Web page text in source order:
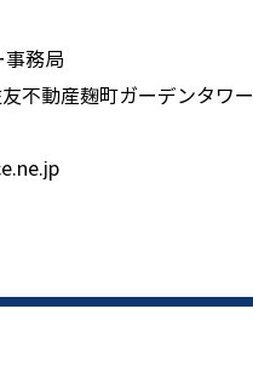
事務局
不動産麹町ガーデンタワー